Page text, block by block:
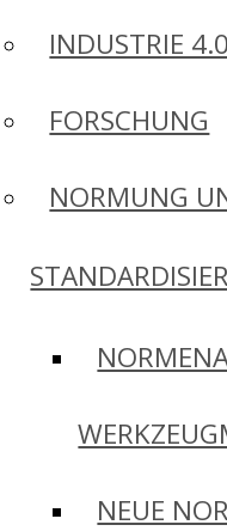
INDUSTRIE 4.0
FORSCHUNG
NORMUNG
NEUE